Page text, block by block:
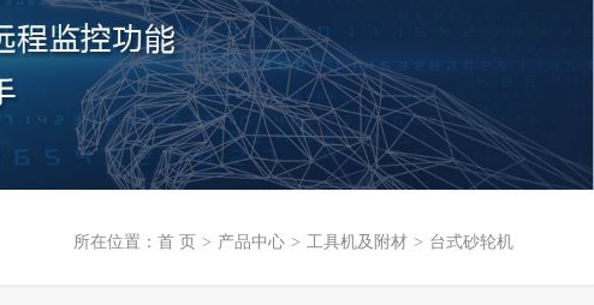
所在位置： 首 页 > 产品中心 > 工具机及附材 > 台式砂轮机